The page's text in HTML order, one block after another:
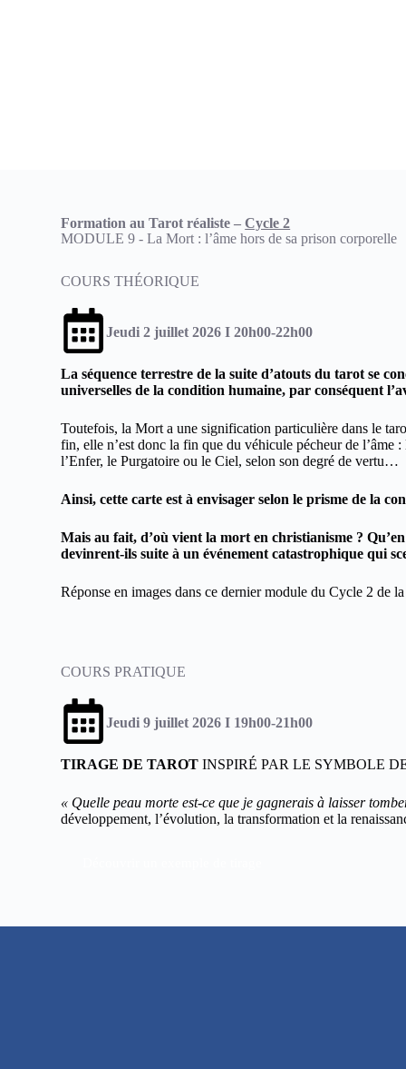
Formation au Tarot réaliste –Cycle 2
MODULE 9 - La Mort : l’âme hors de sa prison corporelle
COURS THÉORIQUE
Jeudi 2 juillet 2026 I 20h00-22h00
La séquence terrestre de la suite d’atouts du tarot se
universelles de la condition humaine, par conséquent
Toutefois, la Mort a une signification particulière dans le
fin, elle n’est donc la fin que du véhicule pécheur de l’âme
l’Enfer, le Purgatoire ou le Ciel, selon son degré de vertu…
Ainsi, cette carte est à envisager selon le prisme de la
Mais au fait, d’où vient la mort en christianisme ?
devinrent-ils suite à un événement catastrophique qui
Réponse en images dans ce dernier module du Cycle 2 de
COURS PRATIQUE
Jeudi 9 juillet 2026 I 19h00-21h00
TIRAGE DE TAROTINSPIRÉ PAR LE SYMBOLE
« Quelle peau morte est-ce que je gagnerais à laisser
développement, l’évolution, la transformation et la